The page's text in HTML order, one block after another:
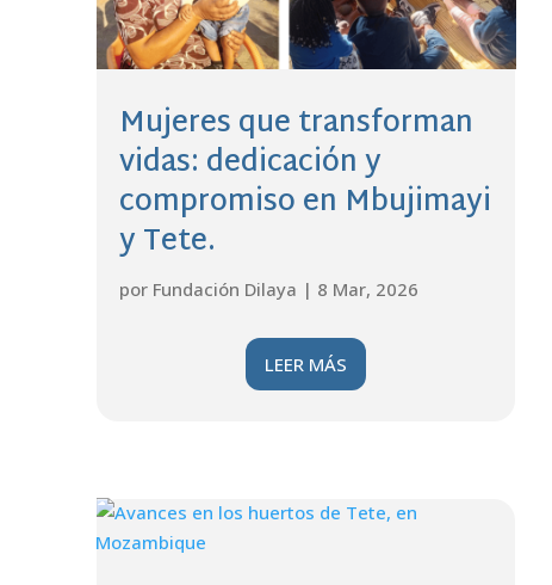
Mujeres que transforman
vidas: dedicación y
compromiso en Mbujimayi
y Tete.
por Fundación Dilaya | 8 Mar, 2026
LEER MÁS